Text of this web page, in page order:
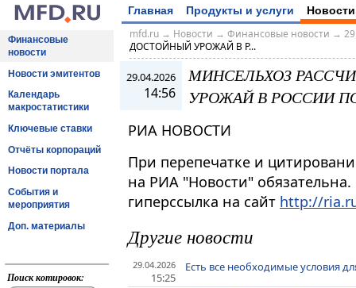
Главная Продукты и услуги Новости
Финансовые
новости
Новости эмитентов
Календарь
макростатистики
Ключевые ставки
Отчёты корпораций
Новости портала
События и
мероприятия
Доп. материалы
Поиск котировок:
mfd.ru→ Новости → Финансовые новости →
ДОСТОЙНЫЙ УРОЖАЙ В Р...
29.04.2026
14:56
МИНСЕЛЬХОЗ
УРОЖАЙ В РОССИИ
РИА НОВОСТИ
При перепечатке и
на РИА "Новости"
гиперссылка на сайт http://
Другие новости
29.04.2026
15:25
Есть все необходимые условия